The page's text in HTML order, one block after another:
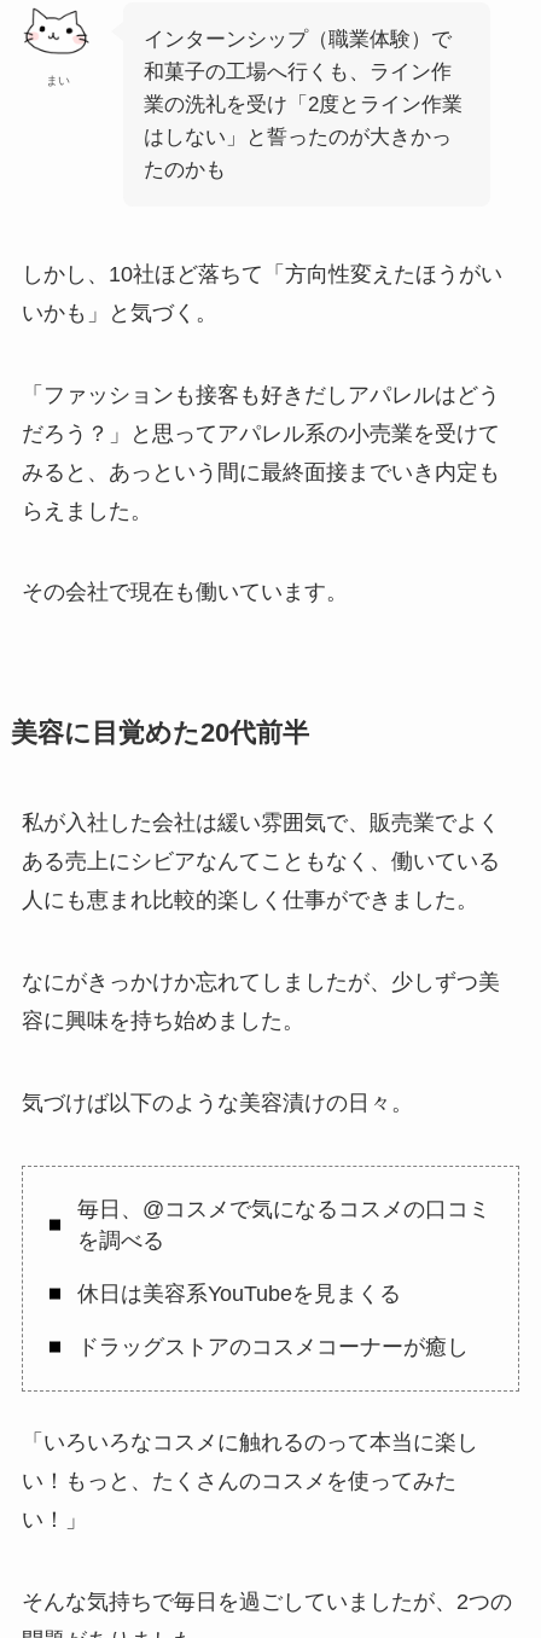
まい
インターンシップ（職業体験）で
和菓子の工場へ行くも、ライン作
業の洗礼を受け「2度とライン作業
はしない」と誓ったのが大きかっ
たのかも
しかし、10社ほど落ちて「方向性変えたほうがい
いかも」と気づく。
「ファッションも接客も好きだしアパレルはどう
だろう？」と思ってアパレル系の小売業を受けて
みると、あっという間に最終面接までいき内定も
らえました。
その会社で現在も働いています。
美容に目覚めた20代前半
私が入社した会社は緩い雰囲気で、販売業でよく
ある売上にシビアなんてこともなく、働いている
人にも恵まれ比較的楽しく仕事ができました。
なにがきっかけか忘れてしましたが、少しずつ美
容に興味を持ち始めました。
気づけば以下のような美容漬けの日々。
毎日、@コスメで気になるコスメの口コミ
を調べる
休日は美容系YouTubeを見まくる
ドラッグストアのコスメコーナーが癒し
「いろいろなコスメに触れるのって本当に楽し
い！もっと、たくさんのコスメを使ってみた
い！」
そんな気持ちで毎日を過ごしていましたが、2つの